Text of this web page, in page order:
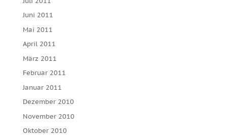
Juni 2011
Mai 2011
April 2011
März 2011
Februar 2011
Januar 2011
Dezember 2010
November 2010
Oktober 2010